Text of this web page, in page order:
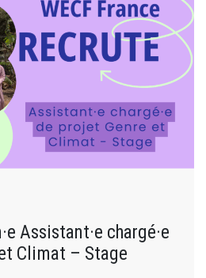
Assistant·e chargé·e
Climat – Stage